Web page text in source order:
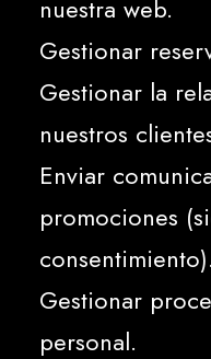
nuestra web.
Gestionar
Gestionar la
nuestros
Enviar
promociones
consentimiento).
Gestionar
personal.